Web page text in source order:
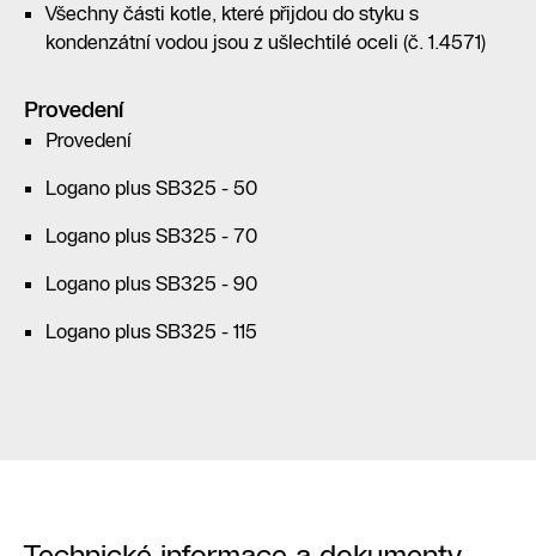
Všechny části kotle, které přijdou do styku s
kondenzátní vodou jsou z ušlechtilé oceli (č. 1.4571)
Provedení
Provedení
Logano plus SB325 - 50
Logano plus SB325 - 70
Logano plus SB325 - 90
Logano plus SB325 - 115